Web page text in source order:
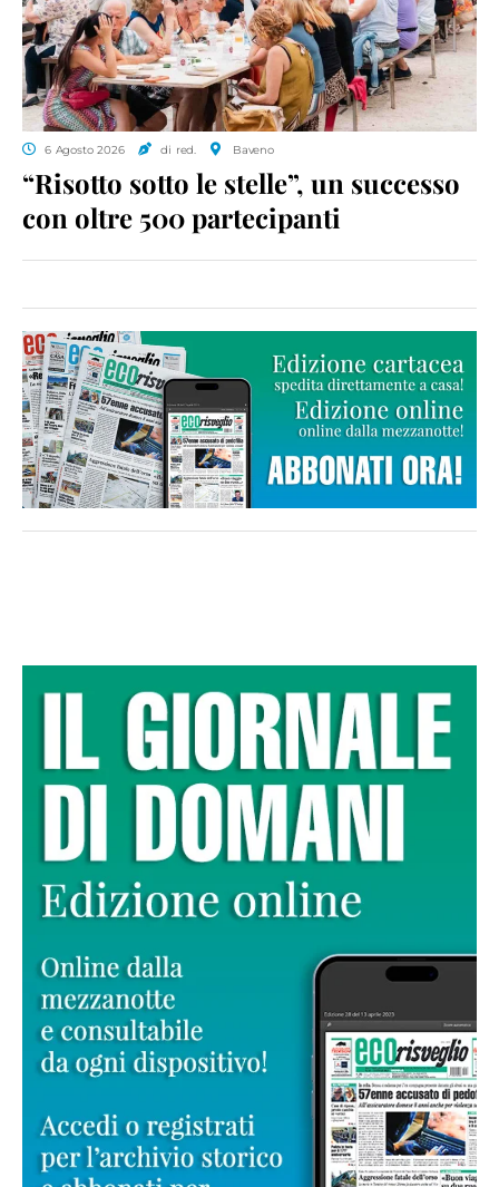
6 Agosto 2026 di red. Baveno
“Risotto sotto le stelle”, un successo
con oltre 500 partecipanti